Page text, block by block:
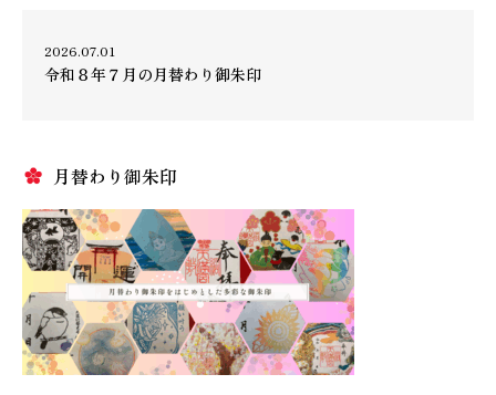
2026.07.01
令和８年７月の月替わり御朱印
月替わり御朱印